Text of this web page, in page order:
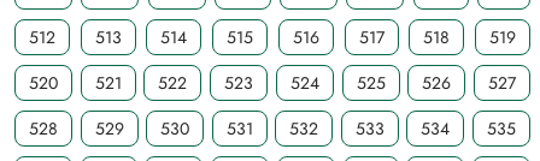
512
513 514 515 516 517 518
519
520
521 522 523 524 525 526
527
528
529 530 531 532 533 534
535